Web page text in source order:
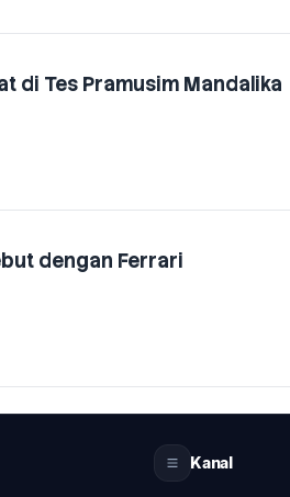
di Tes Pramusim Mandalika
dengan Ferrari
Kanal